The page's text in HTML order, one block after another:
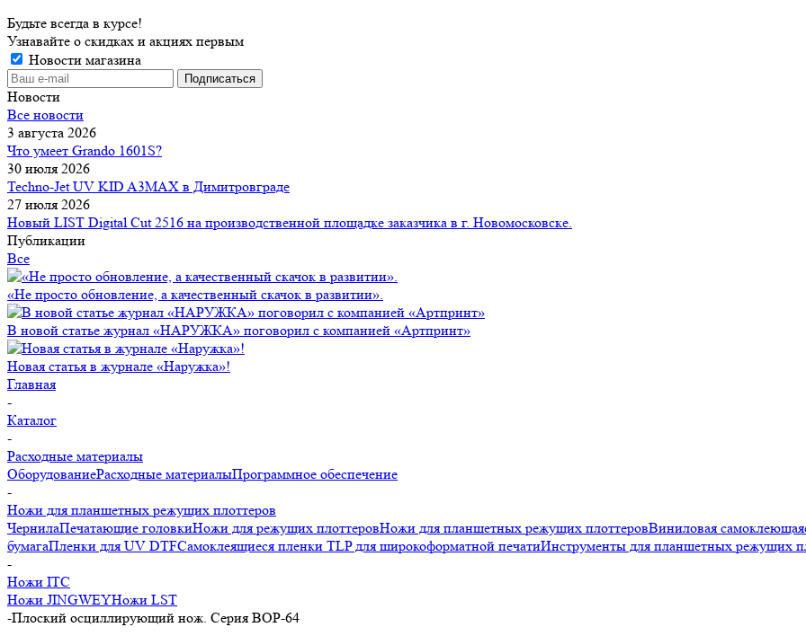
Будьте всегда в курсе!
Узнавайте о скидках и акциях первым
Новости магазина
Новости
Все новости
3 августа 2026
Что умеет Grando 1601S?
30 июля 2026
Techno-Jet UV KID A3MAX в Димитровграде
27 июля 2026
Новый LIST Digital Cut 2516 на производственной площадке заказчика в г. Новомосковске.
Публикации
Все
«Не просто обновление, а качественный скачок в развитии».
В новой статье журнал «НАРУЖКА» поговорил с компанией «Артпринт»
Новая статья в журнале «Наружка»!
Главная
-
Каталог
-
Расходные материалы
ОборудованиеРасходные материалыПрограммное обеспечение
-
Ножи для планшетных режущих плоттеров
ЧернилаПечатающие головкиНожи для режущих плоттеровНожи для планшетных режущих плоттеровВиниловая
бумагаПленки для UV DTFСамоклеящиеся пленки TLP для широкоформатной печатиИнструменты для планшетных режущих
-
Ножи ITC
Ножи JINGWEYНожи LST
-Плоский осциллирующий нож. Серия BOP-64